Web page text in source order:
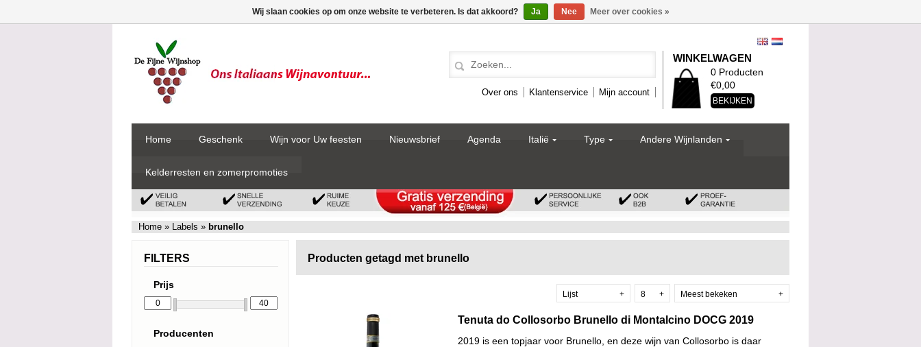
Over ons Klantenservice Mijn account
WINKELWAGEN
0 Producten
€0,00
BEKIJKEN
Home Geschenk Wijn voor Uw feesten Nieuwsbrief Agenda Italië Type Andere Wijnlanden
Kelderresten en zomerpromoties
Home » Labels » brunello
Producten getagd met brunello
Meest bekeken +
8 +
Lijst +
Tenuta do Collosorbo Brunello di Montalcino DOCG 2019
2019 is een topjaar voor Brunello, en deze wijn van Collosorbo is daar
FILTERS
Prijs
Producenten
Wij slaan cookies op om onze website te verbeteren. Is dat akkoord? Ja Nee Meer over cookies »